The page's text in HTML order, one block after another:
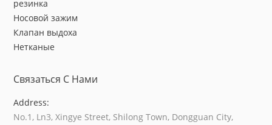
резинка
Носовой зажим
Клапан выдоха
Нетканые
Связаться С Нами
Address:
No.1, Ln3, Xingye Street, Shilong Town, Dongguan City,